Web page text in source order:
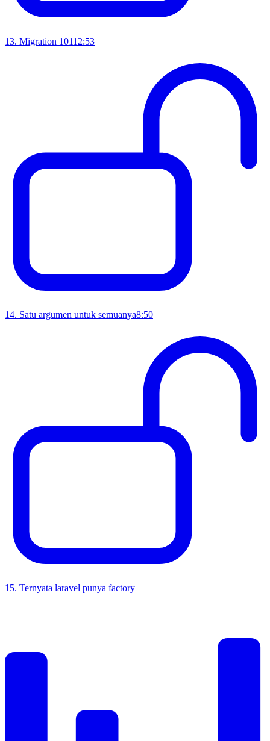
13. Migration 10112:53
14. Satu argumen untuk semuanya8:50
15. Ternyata laravel punya factory